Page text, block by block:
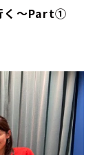
く～Part①